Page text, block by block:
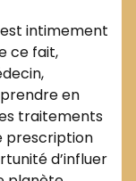
intimement
ce fait,
en
traitements
prescription
d’influer